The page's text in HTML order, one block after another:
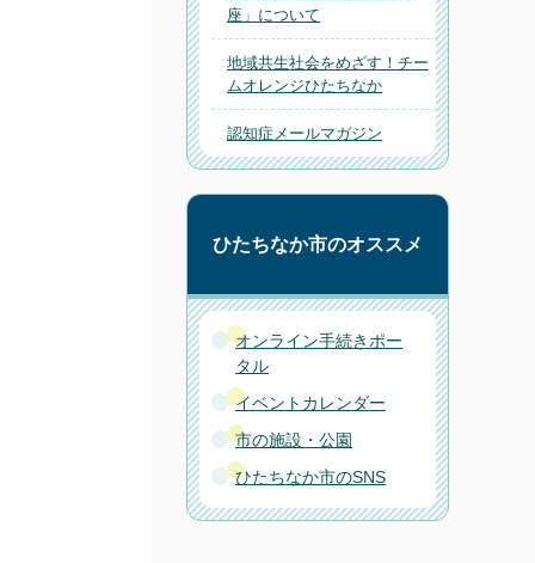
座」について
地域共生社会をめざす！チー
ムオレンジひたちなか
認知症メールマガジン
ひたちなか市のオススメ
オンライン手続きポー
タル
イベントカレンダー
市の施設・公園
ひたちなか市のSNS